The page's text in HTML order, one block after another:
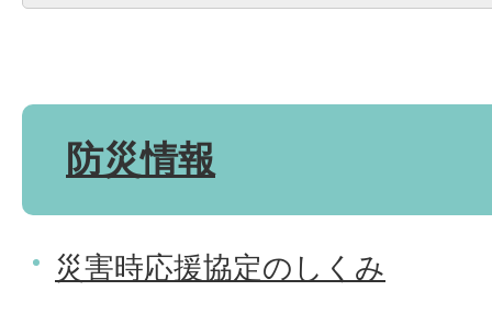
防災情報
災害時応援協定のしくみ